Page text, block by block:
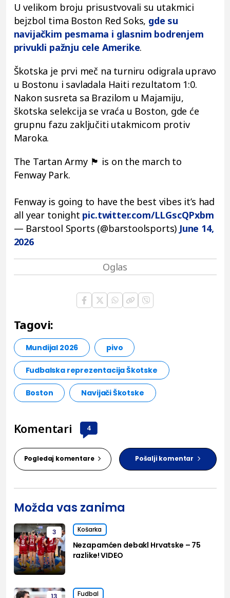
U velikom broju prisustvovali su utakmici
bejzbol tima Boston Red Soks, gde su
navijačkim pesmama i glasnim bodrenjem
privukli pažnju cele Amerike.
Škotska je prvi meč na turniru odigrala upravo
u Bostonu i savladala Haiti rezultatom 1:0.
Nakon susreta sa Brazilom u Majamiju,
škotska selekcija se vraća u Boston, gde će
grupnu fazu zaključiti utakmicom protiv
Maroka.
The Tartan Army 🏴󠁧󠁢󠁳󠁣󠁴󠁿 is on the march to
Fenway Park.
Fenway is going to have the best vibes it’s had
all year tonight pic.twitter.com/LLGscQPxbm
— Barstool Sports (@barstoolsports) June 14,
2026
Tagovi:
Mundijal 2026 pivo
Fudbalska reprezentacija Škotske
Boston Navijači Škotske
Komentari 4
Pogledaj komentare Pošalji komentar
Možda vas zanima
3 Košarka
Nezapamćen debakl Hrvatske – 75
razlike! VIDEO
13 Fudbal